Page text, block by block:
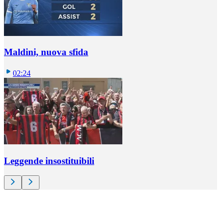
Maldini, nuova sfida
02:24
Leggende insostituibili